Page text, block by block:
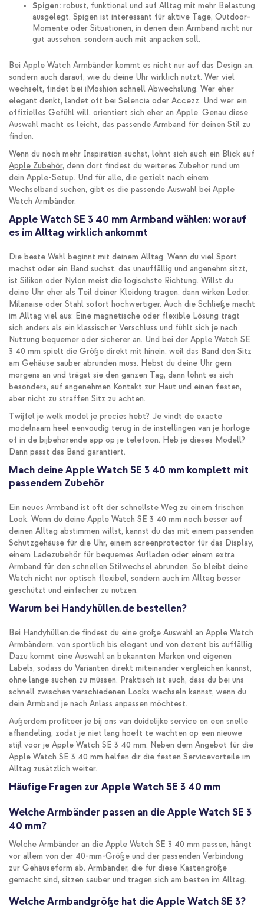
Spigen: robust, funktional und auf Alltag mit mehr Belastung
ausgelegt. Spigen ist interessant für aktive Tage, Outdoor-
Momente oder Situationen, in denen dein Armband nicht nur
gut aussehen, sondern auch mit anpacken soll.
Bei Apple Watch Armbänder kommt es nicht nur auf das Design an,
sondern auch darauf, wie du deine Uhr wirklich nutzt. Wer viel
wechselt, findet bei iMoshion schnell Abwechslung. Wer eher
elegant denkt, landet oft bei Selencia oder Accezz. Und wer ein
offizielles Gefühl will, orientiert sich eher an Apple. Genau diese
Auswahl macht es leicht, das passende Armband für deinen Stil zu
finden.
Wenn du noch mehr Inspiration suchst, lohnt sich auch ein Blick auf
Apple Zubehör, denn dort findest du weiteres Zubehör rund um
dein Apple-Setup. Und für alle, die gezielt nach einem
Wechselband suchen, gibt es die passende Auswahl bei Apple
Watch Armbänder.
Apple Watch SE 3 40 mm Armband wählen: worauf
es im Alltag wirklich ankommt
Die beste Wahl beginnt mit deinem Alltag. Wenn du viel Sport
machst oder ein Band suchst, das unauffällig und angenehm sitzt,
ist Silikon oder Nylon meist die logischste Richtung. Willst du
deine Uhr eher als Teil deiner Kleidung tragen, dann wirken Leder,
Milanaise oder Stahl sofort hochwertiger. Auch die Schließe macht
im Alltag viel aus: Eine magnetische oder flexible Lösung trägt
sich anders als ein klassischer Verschluss und fühlt sich je nach
Nutzung bequemer oder sicherer an. Und bei der Apple Watch SE
3 40 mm spielt die Größe direkt mit hinein, weil das Band den Sitz
am Gehäuse sauber abrunden muss. Hebst du deine Uhr gern
morgens an und trägst sie den ganzen Tag, dann lohnt es sich
besonders, auf angenehmen Kontakt zur Haut und einen festen,
aber nicht zu straffen Sitz zu achten.
Twijfel je welk model je precies hebt? Je vindt de exacte
modelnaam heel eenvoudig terug in de instellingen van je horloge
of in de bijbehorende app op je telefoon. Heb je dieses Modell?
Dann passt das Band garantiert.
Mach deine Apple Watch SE 3 40 mm komplett mit
passendem Zubehör
Ein neues Armband ist oft der schnellste Weg zu einem frischen
Look. Wenn du deine Apple Watch SE 3 40 mm noch besser auf
deinen Alltag abstimmen willst, kannst du das mit einem passenden
Schutzgehäuse für die Uhr, einem screenprotector für das Display,
einem Ladezubehör für bequemes Aufladen oder einem extra
Armband für den schnellen Stilwechsel abrunden. So bleibt deine
Watch nicht nur optisch flexibel, sondern auch im Alltag besser
geschützt und einfacher zu nutzen.
Warum bei Handyhüllen.de bestellen?
Bei Handyhüllen.de findest du eine große Auswahl an Apple Watch
Armbändern, von sportlich bis elegant und von dezent bis auffällig.
Dazu kommt eine Auswahl an bekannten Marken und eigenen
Labels, sodass du Varianten direkt miteinander vergleichen kannst,
ohne lange suchen zu müssen. Praktisch ist auch, dass du bei uns
schnell zwischen verschiedenen Looks wechseln kannst, wenn du
dein Armband je nach Anlass anpassen möchtest.
Außerdem profiteer je bij ons van duidelijke service en een snelle
afhandeling, zodat je niet lang hoeft te wachten op een nieuwe
stijl voor je Apple Watch SE 3 40 mm. Neben dem Angebot für die
Apple Watch SE 3 40 mm helfen dir die festen Servicevorteile im
Alltag zusätzlich weiter.
Häufige Fragen zur Apple Watch SE 3 40 mm
Welche Armbänder passen an die Apple Watch SE 3
40 mm?
Welche Armbänder an die Apple Watch SE 3 40 mm passen, hängt
vor allem von der 40-mm-Größe und der passenden Verbindung
zur Gehäuseform ab. Armbänder, die für diese Kastengröße
gemacht sind, sitzen sauber und tragen sich am besten im Alltag.
Welche Armbandgröße hat die Apple Watch SE 3?